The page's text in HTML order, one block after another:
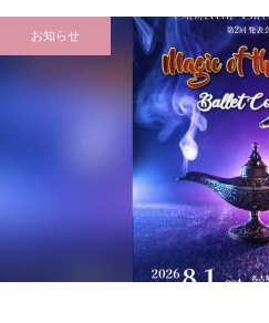
お知らせ